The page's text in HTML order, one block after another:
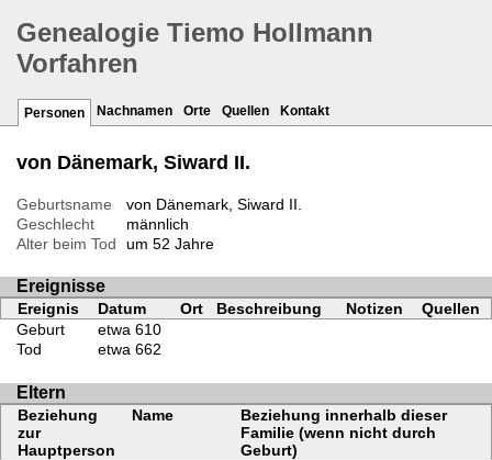
Genealogie Tiemo Hollmann
Vorfahren
Personen Nachnamen Orte Quellen Kontakt
von Dänemark, Siward II.
Geburtsname
von Dänemark, Siward II.
Geschlecht
männlich
Alter beim Tod
um 52 Jahre
Ereignisse
Ereignis Datum Ort Beschreibung Notizen
Quellen
Geburt
etwa 610
Tod
etwa 662
Eltern
Beziehung
zur
Hauptperson
Name
Beziehung innerhalb dieser
Familie (wenn nicht durch
Geburt)